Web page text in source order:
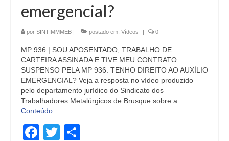
emergencial?
por SINTIMMMEB | postado em: Vídeos | 0
MP 936 | SOU APOSENTADO, TRABALHO DE
CARTEIRA ASSINADA E TIVE MEU CONTRATO
SUSPENSO PELA MP 936. TENHO DIREITO AO AUXÍLIO
EMERGENCIAL? Veja a resposta no vídeo produzido
pelo departamento jurídico do Sindicato dos
Trabalhadores Metalúrgicos de Brusque sobre a …
Conteúdo
Facebook
Twitter